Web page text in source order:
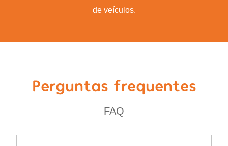
de veículos.
Perguntas frequentes
FAQ